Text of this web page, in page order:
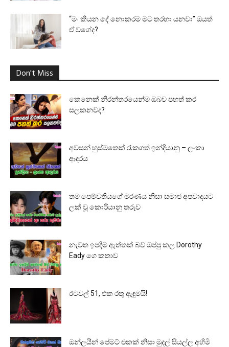
“මං කියන දේ නොකරම මට තරහා යනවා” ඔයත්
ඒ වගේද?
Don't Miss
කෙනෙක් නිරන්තරයෙන්ම ඔබව පහත් කර
සලකනවද?
අවසන් හුස්මතෙක් රැකගත් ඉන්දියානු – ලංකා
ආදරය
තම පෙම්වතියගේ මරණය නිසා සමාජ අපවාදයට
ලක් වූ කොරියානු තරුව
නැවත ඉපදීම ඇත්තක් බව ඔප්පු කල Dorothy
Eady ගෙ කතාව
රටවල් 51, එක රතු ඇඳුමයි!
ඔන්ලයින් පේමට් එකක් නිසා මුදල් සියල්ල අහිමි